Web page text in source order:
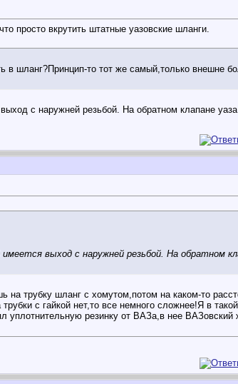
просто вкрутить штатные уазовские шланги.
в шланг?Принцип-то тот же самый,только внешне
с наружней резьбой. На обратном клапане
выход с наружней резьбой. На обратном
на трубку шланг с хомутом,потом на каком-то
с гайкой нет,то все немного сложнее!Я в
уплотнительную резинку от ВАЗа,в нее